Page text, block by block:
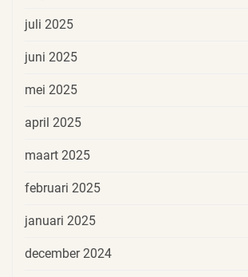
juli 2025
juni 2025
mei 2025
april 2025
maart 2025
februari 2025
januari 2025
december 2024